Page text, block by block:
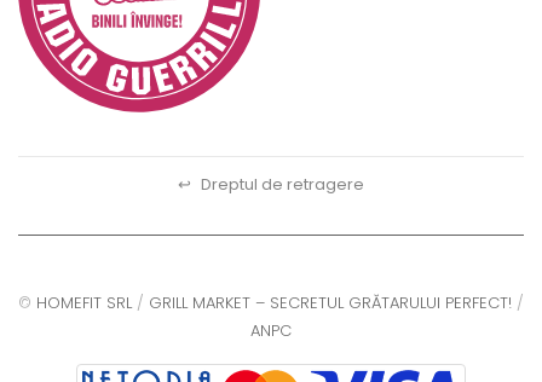
↩ Dreptul de retragere
© HOMEFIT SRL/ GRILL MARKET – SECRETUL GRĂTARULUI PERFECT! /
ANPC